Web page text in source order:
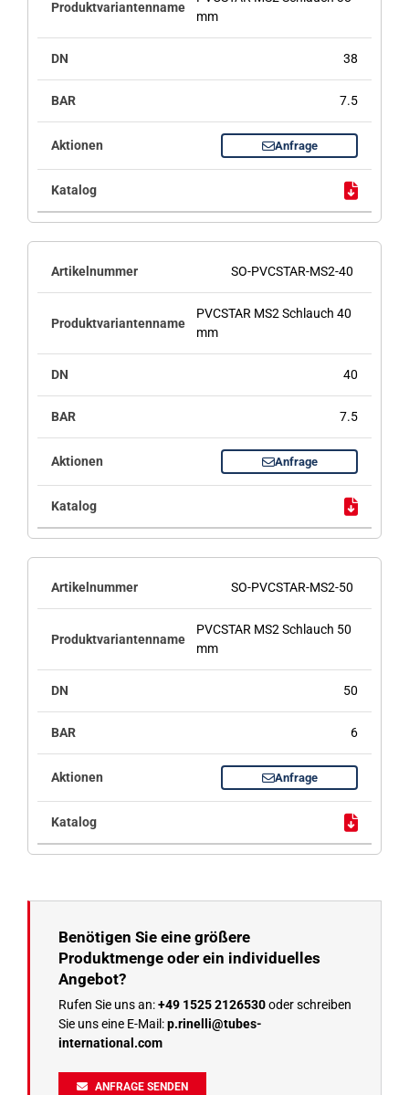
mm
38
7.5
Anfrage
SO-PVCSTAR-MS2-40
PVCSTAR MS2 Schlauch 40
mm
40
7.5
Anfrage
SO-PVCSTAR-MS2-50
PVCSTAR MS2 Schlauch 50
mm
50
6
Anfrage
Benötigen Sie eine größere
Produktmenge oder ein individuelles
Angebot?
Rufen Sie uns an:+49 1525 2126530oder schreiben
Sie uns eine E-Mail:p.rinelli@tubes-
international.com
ANFRAGE SENDEN